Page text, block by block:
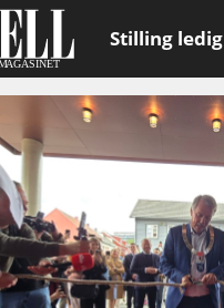
Stilling ledig